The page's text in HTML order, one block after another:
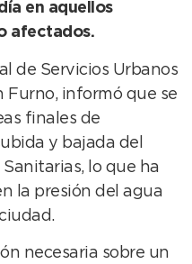
en aquellos
afectados.
de Servicios Urbanos
Furno, informó que se
finales de
y bajada del
lo que ha
la presión del agua
necesaria sobre un